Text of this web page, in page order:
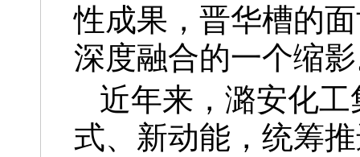
性成果，晋华槽的
深度融合的一个缩
近年来，潞安化
式、新动能，统筹